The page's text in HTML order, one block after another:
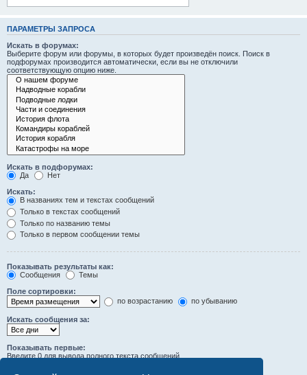
ПАРАМЕТРЫ ЗАПРОСА
Искать в форумах:
Выберите форум или форумы, в которых будет произведён поиск. Поиск в
подфорумах производится автоматически, если вы не отключили
соответствующую опцию ниже.
Искать в подфорумах:
Да
Нет
Искать:
В названиях тем и текстах сообщений
Только в текстах сообщений
Только по названию темы
Только в первом сообщении темы
Показывать результаты как:
Сообщения
Темы
Поле сортировки:
по возрастанию
по убыванию
Искать сообщения за:
Показывать первые:
Введите 0 для вывода полного текста сообщений.